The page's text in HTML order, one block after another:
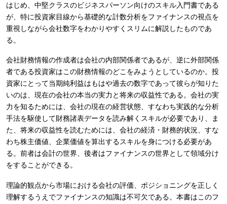
はじめ、中堅クラスのビジネスパーソン向けのスキル入門書である
が、特に投資家目線から基礎的な計数分析をファイナンスの視点を
重視しながら会社数字をわかりやすくスリムに解説したものであ
る。
会社財務情報の作成者は会社の内部関係者であるが、逆に外部関係
者である投資家はこの財務情報のどこをみようとしているのか。投
資家にとって当期純利益はもはや過去の数字であって彼らが知りた
いのは、現在の会社の本当の実力と将来の収益性である。会社の実
力を知るためには、会社の現在の経営状態、すなわち実践的な分析
手法を駆使して財務諸表データを読み解くスキルが必要であり、ま
た、将来の収益性を読むためには、会社の経済・財務的状況、すな
わち株主価値、企業価値を算出するスキルを身につける必要があ
る。前者は会計の世界、後者はファイナンスの世界として領域分け
をすることができる。
理論的観点から市場における会社の評価、ポジショニングを正しく
理解するうえでファイナンスの知識は不可欠である。本書はこのフ